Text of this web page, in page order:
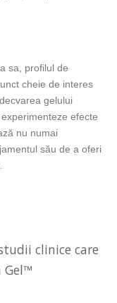
sa, profilul de
cheie de interes
gelului
efecte
nu numai
său de a oferi
clinice care
Gel™